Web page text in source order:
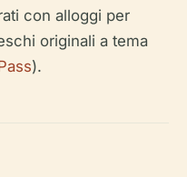
con alloggi per
originali a tema
).